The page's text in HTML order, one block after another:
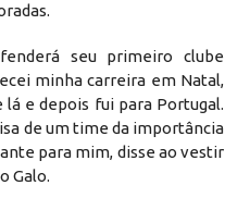
seu primeiro clube
minha carreira em Natal,
lá e depois fui para Portugal.
de um time da importância
para mim, disse ao vestir
Galo.